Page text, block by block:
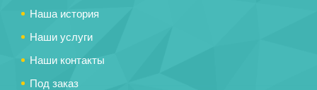
Наша история
Наши услуги
Наши контакты
Под заказ